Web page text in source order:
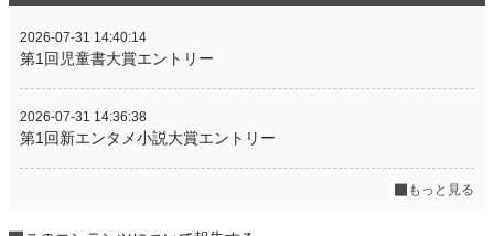
2026-07-31 14:40:14
第1回児童書大賞エントリー
2026-07-31 14:36:38
第1回新エンタメ小説大賞エントリー
もっと見る